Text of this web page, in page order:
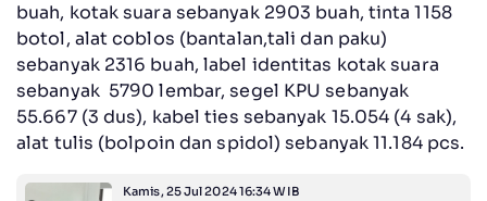
buah, kotak suara sebanyak 2903 buah, tinta 1158
botol, alat coblos (bantalan,tali dan paku)
sebanyak 2316 buah, label identitas kotak suara
sebanyak 5790 lembar, segel KPU sebanyak
55.667 (3 dus), kabel ties sebanyak 15.054 (4 sak),
alat tulis (bolpoin dan spidol) sebanyak 11.184 pcs.
Kamis, 25 Jul 2024 16:34 WIB